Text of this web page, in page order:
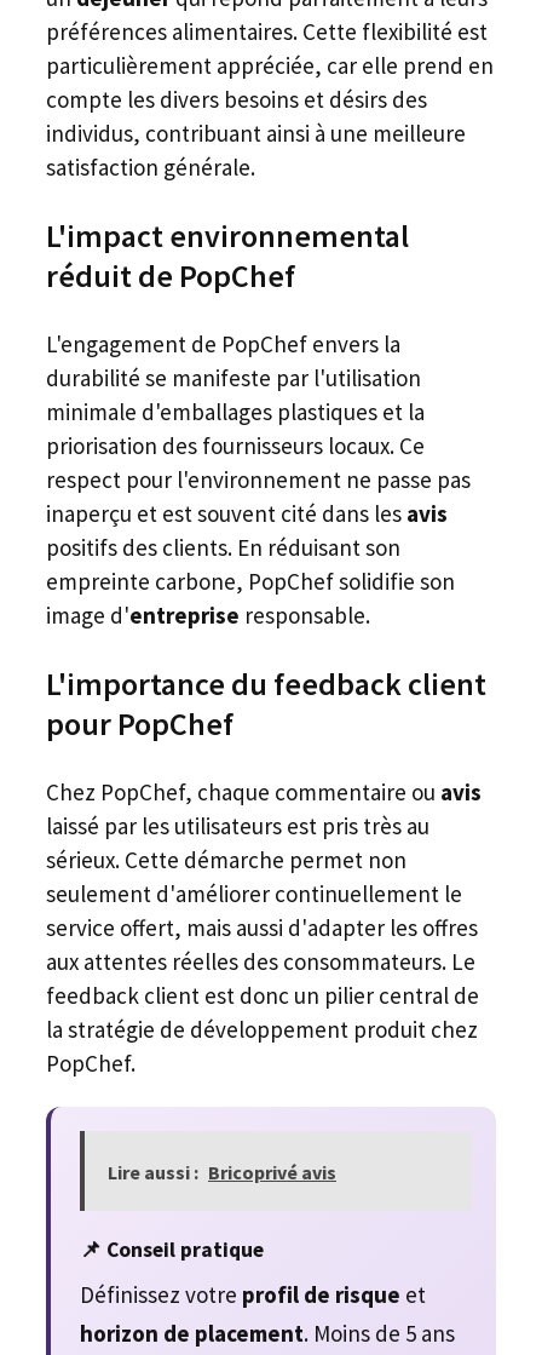
préférences alimentaires. Cette flexibilité est
particulièrement appréciée, car elle prend en
compte les divers besoins et désirs des
individus, contribuant ainsi à une meilleure
satisfaction générale.
L'impact environnemental
réduit de PopChef
L'engagement de PopChef envers la
durabilité se manifeste par l'utilisation
minimale d'emballages plastiques et la
priorisation des fournisseurs locaux. Ce
respect pour l'environnement ne passe pas
inaperçu et est souvent cité dans les avis
positifs des clients. En réduisant son
empreinte carbone, PopChef solidifie son
image d'entreprise responsable.
L'importance du feedback client
pour PopChef
Chez PopChef, chaque commentaire ou avis
laissé par les utilisateurs est pris très au
sérieux. Cette démarche permet non
seulement d'améliorer continuellement le
service offert, mais aussi d'adapter les offres
aux attentes réelles des consommateurs. Le
feedback client est donc un pilier central de
la stratégie de développement produit chez
PopChef.
Lire aussi : Bricoprivé avis
📌 Conseil pratique
Définissez votre profil de risque et
horizon de placement. Moins de 5 ans